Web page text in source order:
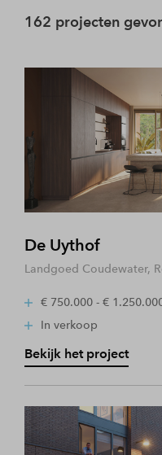
162 projecten
De Uythof
Landgoed Coudewater,
€ 750.000 - €
In verkoop
Bekijk het project